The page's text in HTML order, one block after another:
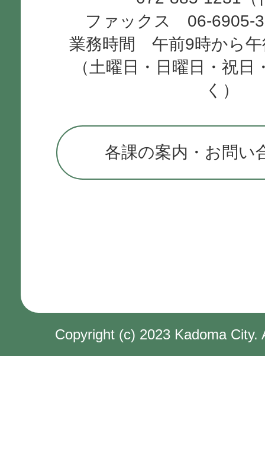
ファックス 06-6905-
業務時間 午前9時から午
（土曜日・日曜日・祝日
く）
各課の案内・お問い
Copyright (c) 2023 Kadoma City.